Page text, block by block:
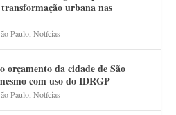
urbana nas
Paulo ,Notícias
orçamento da cidade de São
com uso do IDRGP
Paulo ,Notícias